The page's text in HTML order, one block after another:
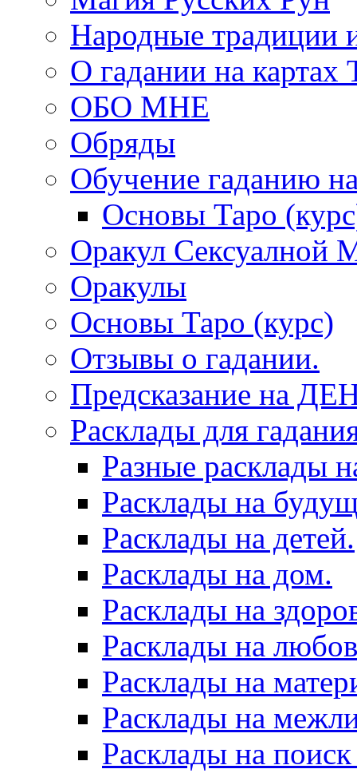
Народные традиции
О гадании на картах
ОБО МНЕ
Обряды
Обучение гаданию
Основы Таро
Оракул Сексуалной
Оракулы
Основы Таро (курс)
Отзывы о гадании.
Предсказание на
Расклады для
Разные расклады
Расклады на
Расклады на детей.
Расклады на дом.
Расклады на
Расклады на
Расклады на
Расклады на
Расклады на